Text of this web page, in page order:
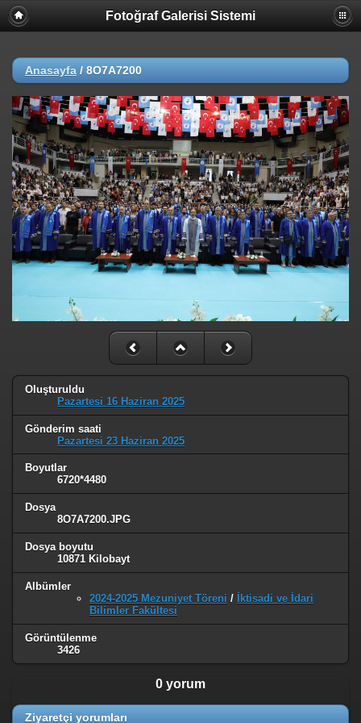
Fotoğraf Galerisi Sistemi
Anasayfa / 8O7A7200
Oluşturuldu
Pazartesi 16 Haziran 2025
Gönderim saati
Pazartesi 23 Haziran 2025
Boyutlar
6720*4480
Dosya
8O7A7200.JPG
Dosya boyutu
10871 Kilobayt
Albümler
2024-2025 Mezuniyet Töreni /
İktisadi ve İdari
Bilimler Fakültesi
Görüntülenme
3426
0 yorum
Ziyaretçi yorumları